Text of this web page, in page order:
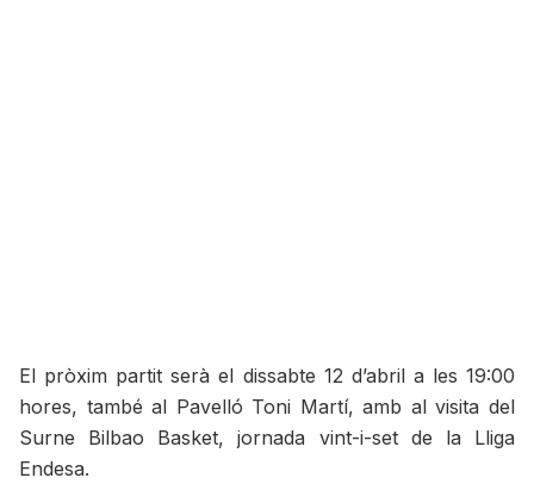
El pròxim partit serà el dissabte 12 d’abril a les 19:00
hores, també al Pavelló Toni Martí, amb al visita del
Surne Bilbao Basket, jornada vint-i-set de la Lliga
Endesa.